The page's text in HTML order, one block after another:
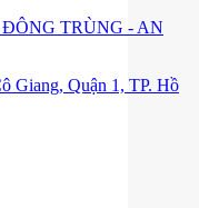
TRÙNG - AN
Giang, Quận 1, TP. Hồ